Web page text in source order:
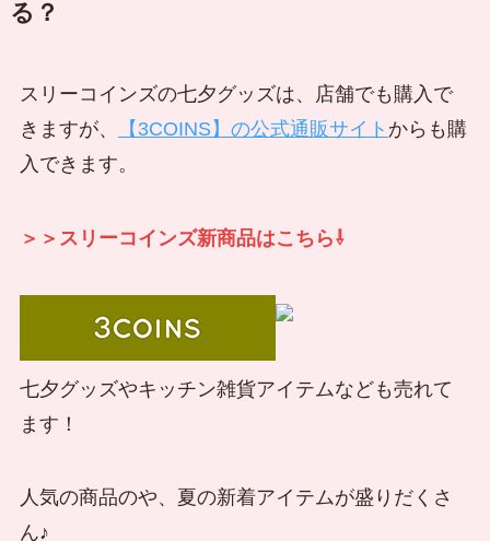
る？
スリーコインズの七夕グッズは、店舗でも購入で
きますが、
【3COINS】の公式通販サイト からも購
入できます。
＞＞スリーコインズ新商品はこちら⇩
七夕グッズやキッチン雑貨アイテムなども売れて
ます！
人気の商品のや、夏の新着アイテムが盛りだくさ
ん♪